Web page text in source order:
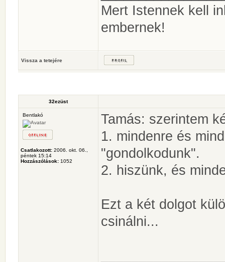
Mert Istennek kell
embernek!
Vissza a tetejére
32ezüst
Bentlakó
Csatlakozott: 2006. okt. 06.,
péntek 15:14
Hozzászólások: 1052
Tamás: szerintem
1. mindenre és
"gondolkodunk".
2. hiszünk, és
Ezt a két dolgot
csinálni...